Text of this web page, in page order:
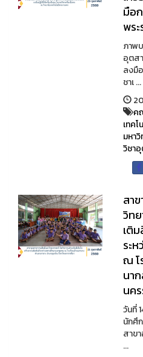
มือ
พร
ภาพ
อุตส
ลงมื
ชาเ ...
ค
เทค
มหา
วิชา
สา
วิท
เติ
ระ
ณ โ
นา
นค
วันที่
นักศึ
สาข
...